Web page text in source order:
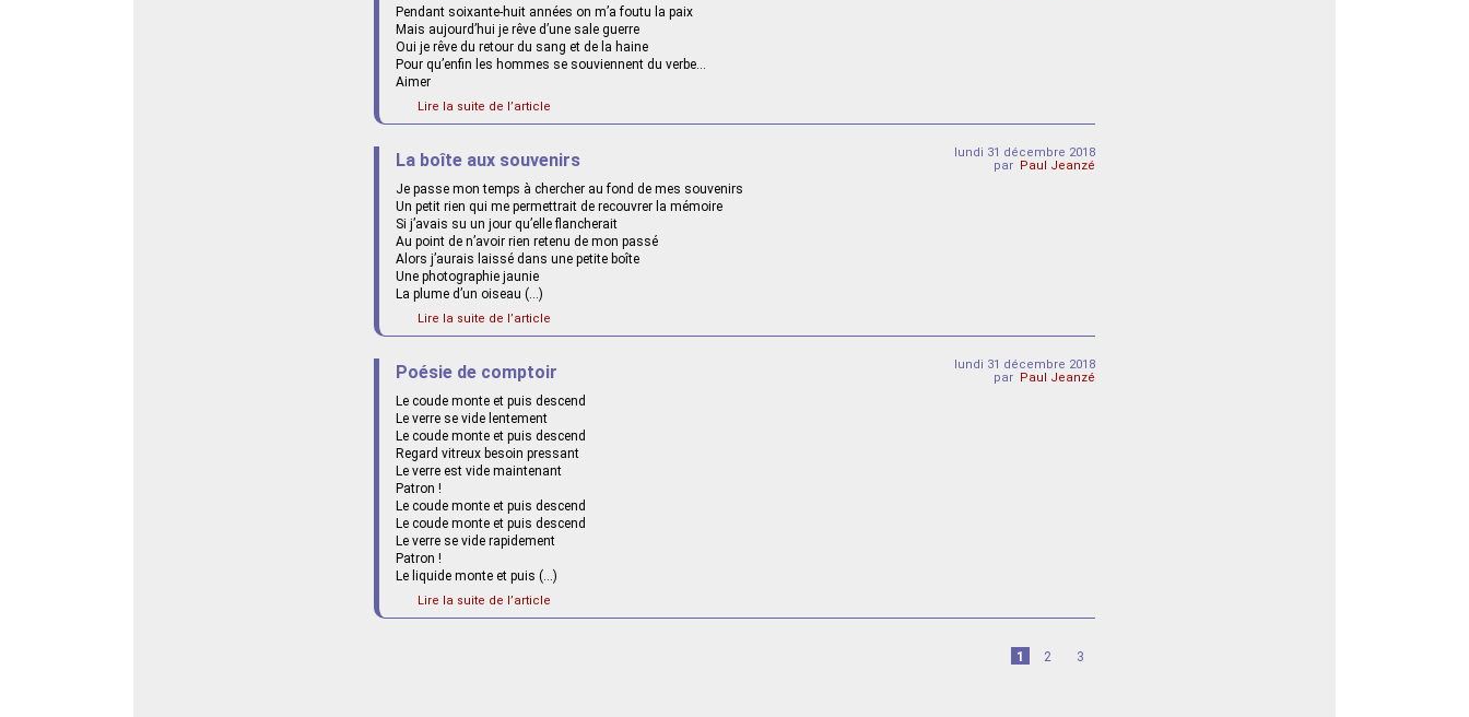
Pendant soixante-huit années on m’a foutu la paix
Mais aujourd’hui je rêve d’une sale guerre
Oui je rêve du retour du sang et de la haine
Pour qu’enfin les hommes se souviennent du verbe…
Aimer
Lire la suite de l’article
lundi 31 décembre 2018
par Paul Jeanzé
La boîte aux souvenirs
Je passe mon temps à chercher au fond de mes souvenirs
Un petit rien qui me permettrait de recouvrer la mémoire
Si j’avais su un jour qu’elle flancherait
Au point de n’avoir rien retenu de mon passé
Alors j’aurais laissé dans une petite boîte
Une photographie jaunie
La plume d’un oiseau (…)
Lire la suite de l’article
lundi 31 décembre 2018
par Paul Jeanzé
Poésie de comptoir
Le coude monte et puis descend
Le verre se vide lentement
Le coude monte et puis descend
Regard vitreux besoin pressant
Le verre est vide maintenant
Patron !
Le coude monte et puis descend
Le coude monte et puis descend
Le verre se vide rapidement
Patron !
Le liquide monte et puis (…)
Lire la suite de l’article
1 2 3